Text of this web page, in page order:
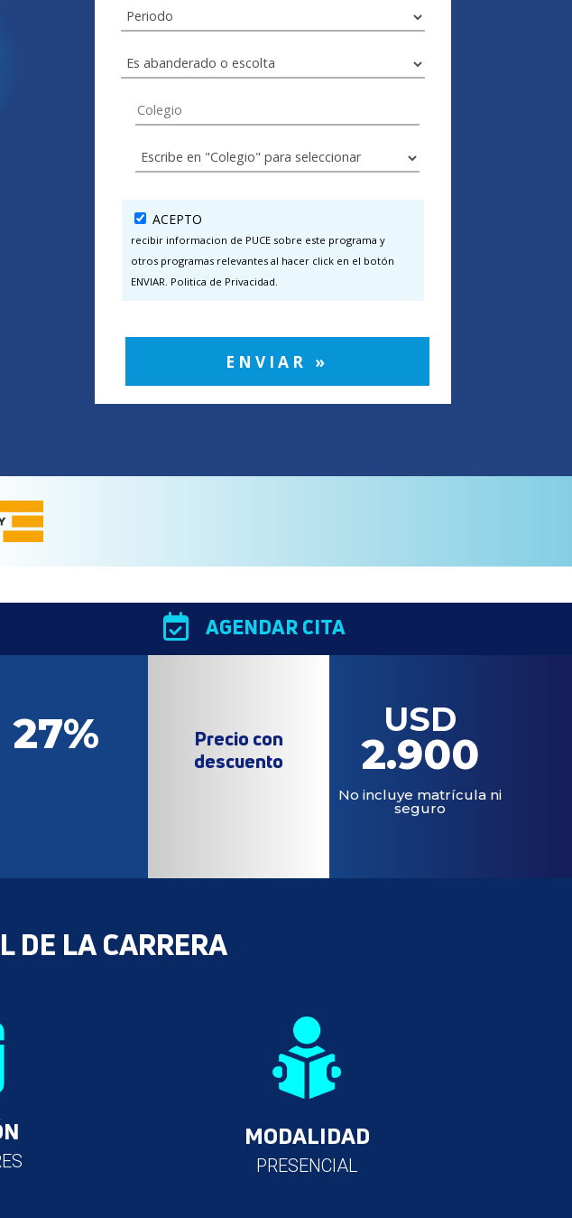
ACEPTO
recibir informacion de PUCE sobre este programa y
otros programas relevantes al hacer click en el botón
ENVIAR. Politica de Privacidad.
ENVIAR »
 AGENDAR CITA
27%
Precio con
descuento
USD
2.900
No incluye matrícula ni
seguro
DE LA CARRERA
MODALIDAD
PRESENCIAL